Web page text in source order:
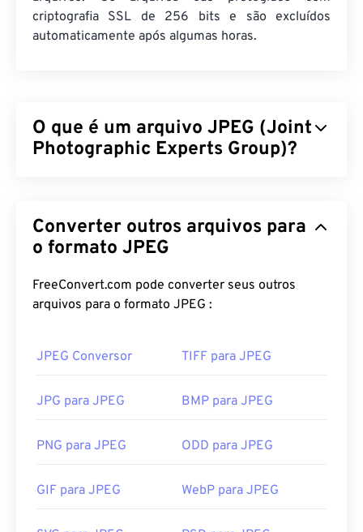
criptografia SSL de 256 bits e são excluídos
automaticamente após algumas horas.
O que é um arquivo JPEG (Joint
Photographic Experts Group)?
algoritmo para compactar fotografias e gráficos. A
considerável compactação que o JPEG oferece é a
relativamente pequeno dos arquivos JPEG os
torna excelentes para transporte pela internet e
arquivo em até 80%!
Se precisar de uma compactação ainda melhor,
você pode converter
JPG para WebP
Converter outros arquivos para
o formato JPEG
FreeConvert.com pode converter seus outros
arquivos para o formato JPEG :
JPEG Conversor TIFF para JPEG
JPG para JPEG BMP para JPEG
PNG para JPEG ODD para JPEG
GIF para JPEG WebP para JPEG